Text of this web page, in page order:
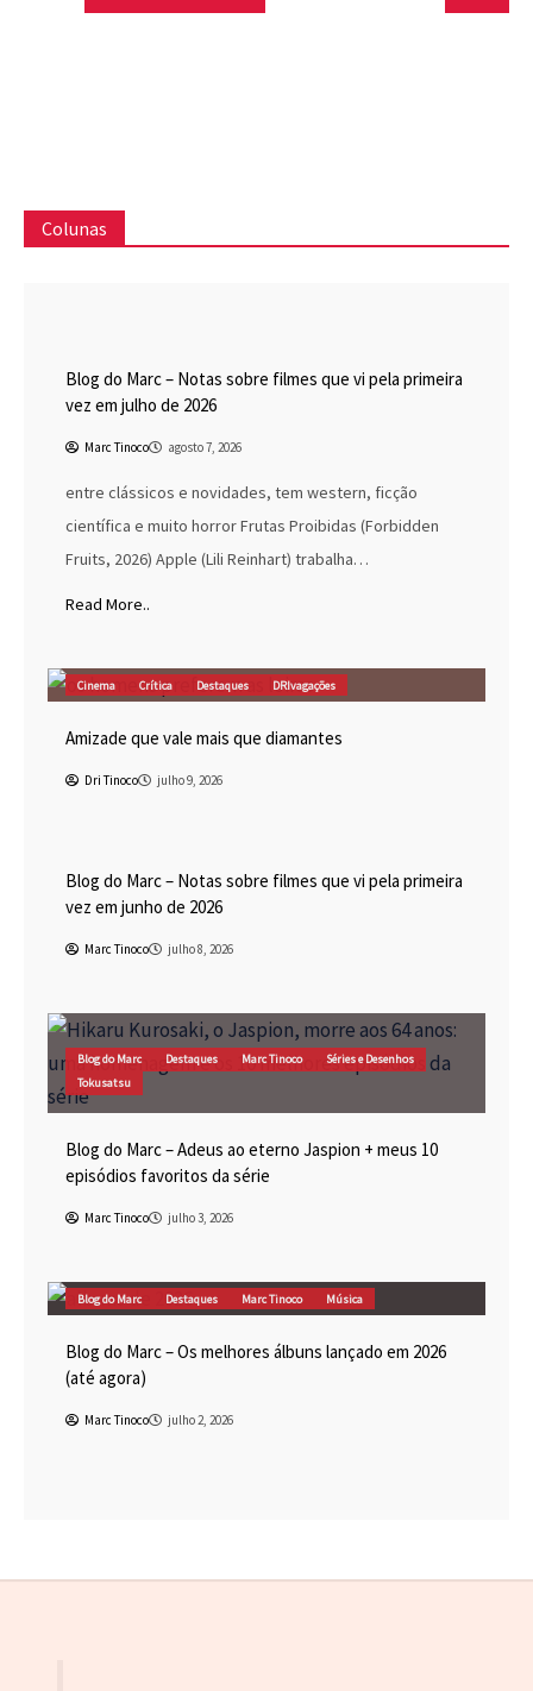
Colunas
Blog do Marc – Notas sobre filmes que vi pela primeira
vez em julho de 2026
Marc Tinoco agosto 7, 2026
entre clássicos e novidades, tem western, ficção
científica e muito horror Frutas Proibidas (Forbidden
Fruits, 2026) Apple (Lili Reinhart) trabalha…
Read More..
Cinema Crítica Destaques DRIvagações
Amizade que vale mais que diamantes
Dri Tinoco julho 9, 2026
Blog do Marc – Notas sobre filmes que vi pela primeira
vez em junho de 2026
Marc Tinoco julho 8, 2026
Blog do Marc Destaques Marc Tinoco
Séries e Desenhos
Tokusatsu
Blog do Marc – Adeus ao eterno Jaspion + meus 10
episódios favoritos da série
Marc Tinoco julho 3, 2026
Blog do Marc Destaques Marc Tinoco Música
Blog do Marc – Os melhores álbuns lançado em 2026
(até agora)
Marc Tinoco julho 2, 2026